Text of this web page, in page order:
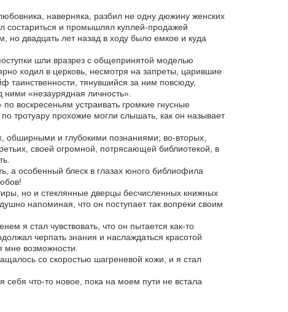
наверняка, разбил не одну дюжину женских
состариться и промышлял куплей-продажей
двадцать лет назад в ходу было емкое и куда
шли вразрез с общепринятой моделью
ходил в церковь, несмотря на запреты, царившие
таинственности, тянувшийся за ним повсюду,
«незаурядная личность».
воскресеньям устраивать громкие гнусные
тротуару прохожие могли слышать, как он называет
обширными и глубокими познаниями; во-вторых,
своей огромной, потрясающей библиотекой, в
а особенный блеск в глазах юного библиофила
но и стеклянные дверцы бесчисленных книжных
напоминая, что он поступает так вопреки своим
я стал чувствовать, что он пытается как-то
черпать знания и наслаждаться красотой
мне возможности.
со скоростью шагреневой кожи, и я стал
что-то новое, пока на моем пути не встала